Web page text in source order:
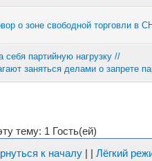
о зоне свободной торговли в
себя партийную нагрузку //
заняться делами о запрете
тему: 1 Гость(ей)
к началу | | Лёгкий